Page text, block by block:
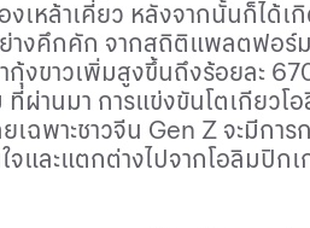
เหล้าเคี่ยว หลังจากนั้นก็ได้เ
ย่างคึกคัก จากสถิติแพลตฟอร์
งขาวเพิ่มสูงขึ้นถึงร้อยละ
ผ่านมา การแข่งขันโตเกียวโ
เฉพาะชาวจีน Gen Z จะมีกา
และแตกต่างไปจากโอลิมปิก